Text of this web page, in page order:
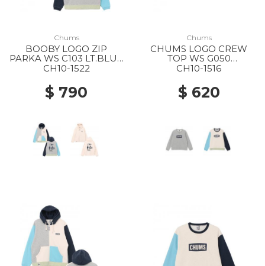
Chums
BOOBY LOGO ZIP
PARKA WS C103 LT.BLUE
CRAZY
CH10-1522
$ 790
Chums
CHUMS LOGO CREW
TOP WS G050
H/GRAY/NAVY
CH10-1516
$ 620